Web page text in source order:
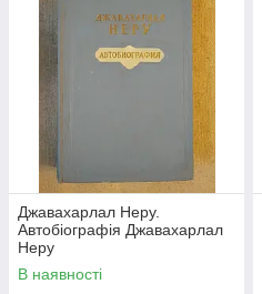
Джавахарлал Неру.
Автобіографія Джавахарлал
Неру
В наявності